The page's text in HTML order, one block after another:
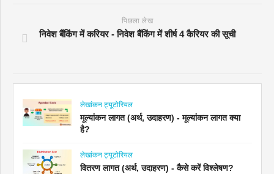
पिछला लेख
निवेश बैंकिंग में करियर - निवेश बैंकिंग में शीर्ष 4 कैरियर की सूची
लेखांकन ट्यूटोरियल
मूल्यांकन लागत (अर्थ, उदाहरण) - मूल्यांकन लागत क्या
है?
लेखांकन ट्यूटोरियल
वितरण लागत (अर्थ, उदाहरण) - कैसे करें विश्लेषण?